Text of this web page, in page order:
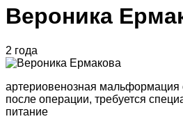
Вероника
2 года
артериовенозная мальформация
после операции, требуется
питание